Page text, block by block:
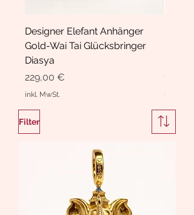
Designer Elefant Anhänger
Gold-Wai Tai Glücksbringer
Diasya
Preis
229,00 €
inkl. MwSt.
Preis
189,00
Filter